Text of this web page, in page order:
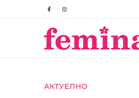
АКТУЕЛНО